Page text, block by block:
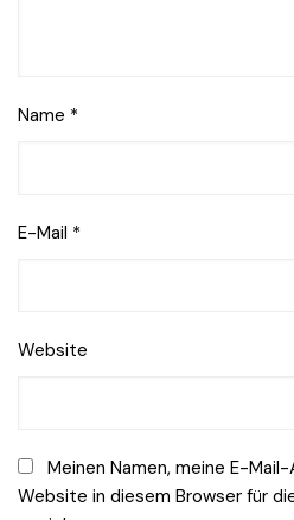
Name *
E-Mail *
Website
Meinen Namen, meine E-
Website in diesem Browser für